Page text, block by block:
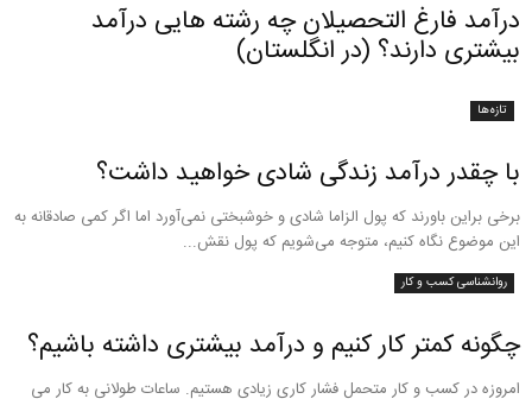
درآمد فارغ التحصیلان چه رشته هایی درآمد
بیشتری دارند؟ (در انگلستان)
تازه‌ها
با چقدر درآمد زندگی شادی خواهید داشت؟
برخی براین باورند که پول الزاما شادی و خوشبختی نمی‌آورد اما اگر کمی صادقانه به
این موضوع نگاه کنیم، متوجه می‌شویم که پول نقش...
روانشناسی کسب و کار
چگونه کمتر کار کنیم و درآمد بیشتری داشته باشیم؟
امروزه در کسب و کار متحمل فشار کاری زیادی هستیم. ساعات طولانی به کار می